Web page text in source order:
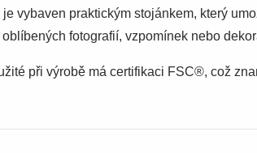
je vybaven praktickým stojánkem, který
fotografií, vzpomínek nebo
při výrobě má certifikaci FSC®, což